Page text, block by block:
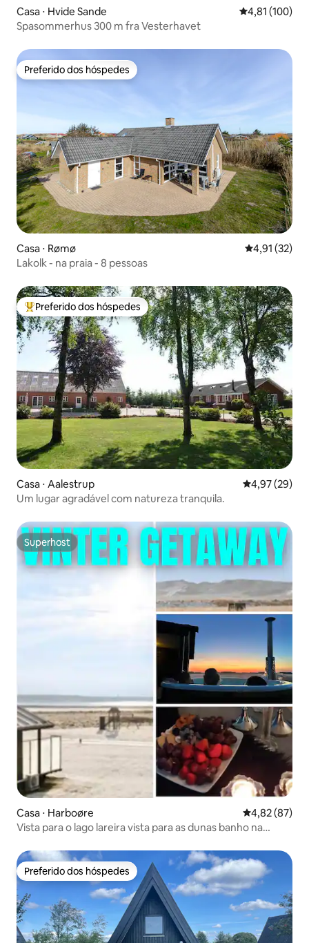
Casa ⋅ Hvide Sande 4,81 de uma
4,81 (100)
Spasommerhus 300 m fra Vesterhavet
Preferido dos hóspedes
Preferido dos hóspedes
Casa ⋅ Rømø 4,91 de uma
4,91 (32)
Lakolk - na praia - 8 pessoas
Entre os melhores preferidos dos hóspedes
Preferido dos hóspedes
Casa ⋅ Aalestrup 4,97 de uma
4,97 (29)
Um lugar agradável com natureza tranquila.
Superhost
Superhost
Casa ⋅ Harboøre 4,82 de uma
4,82 (87)
Vista para o lago lareira vista para as dunas banho na
Preferido dos hóspedes
Preferido dos hóspedes